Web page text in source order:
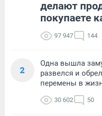
делают
покупаете
97 947 144
2
Одна вышла
развелся и
перемены в
30 602 50